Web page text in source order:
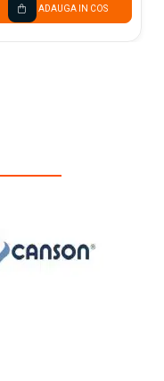
ADAUGA IN COS